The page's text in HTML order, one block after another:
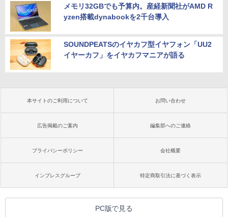
メモリ32GBでも予算内。産経新聞社がAMD R
yzen搭載dynabookを2千台導入
SOUNDPEATSのイヤカフ型イヤフォン「UU2
イヤーカフ」をイヤカフマニアが語る
本サイトのご利用について お問い合わせ
広告掲載のご案内 編集部へのご連絡
プライバシーポリシー 会社概要
インプレスグループ 特定商取引法に基づく表示
PC版で見る